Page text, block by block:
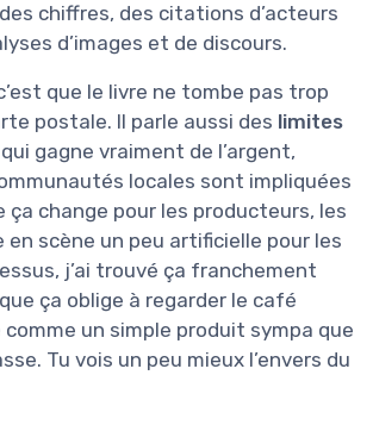
chiffres, des citations d’acteurs
d’images et de discours.
que le livre ne tombe pas trop
postale. Il parle aussi des limites
qui gagne vraiment de l’argent,
locales sont impliquées
ça change pour les producteurs, les
en scène un peu artificielle pour les
j’ai trouvé ça franchement
ça oblige à regarder le café
un simple produit sympa que
Tu vois un peu mieux l’envers du